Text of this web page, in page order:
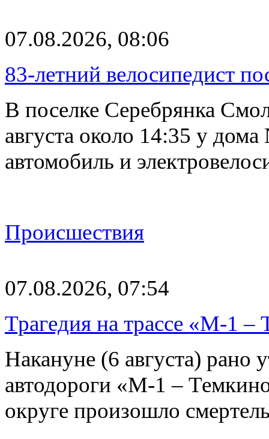
07.08.2026, 08:06
83-летний велосипедист
В поселке Серебрянка
августа около 14:35 у
автомобиль и
Происшествия
07.08.2026, 07:54
Трагедия на трассе «М-1 –
Накануне (6 августа) рано
автодороги «М-1 –
округе произошло